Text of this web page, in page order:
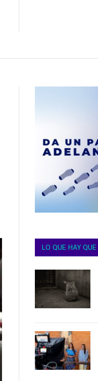
LO QUE HAY QUE